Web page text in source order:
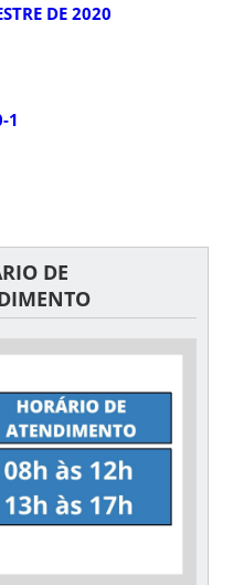
DE 2020
1
DE